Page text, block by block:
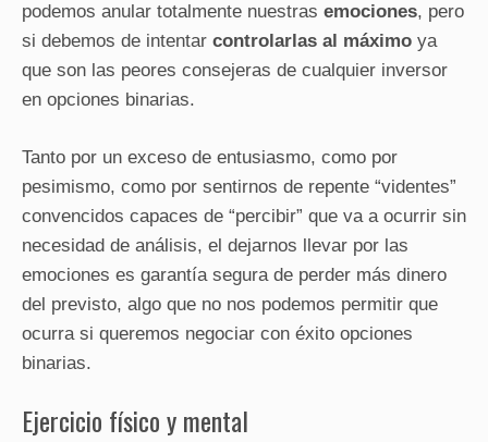
podemos anular totalmente nuestras emociones, pero
si debemos de intentar controlarlas al máximo ya
que son las peores consejeras de cualquier inversor
en opciones binarias.
Tanto por un exceso de entusiasmo, como por
pesimismo, como por sentirnos de repente “videntes”
convencidos capaces de “percibir” que va a ocurrir sin
necesidad de análisis, el dejarnos llevar por las
emociones es garantía segura de perder más dinero
del previsto, algo que no nos podemos permitir que
ocurra si queremos negociar con éxito opciones
binarias.
Ejercicio físico y mental